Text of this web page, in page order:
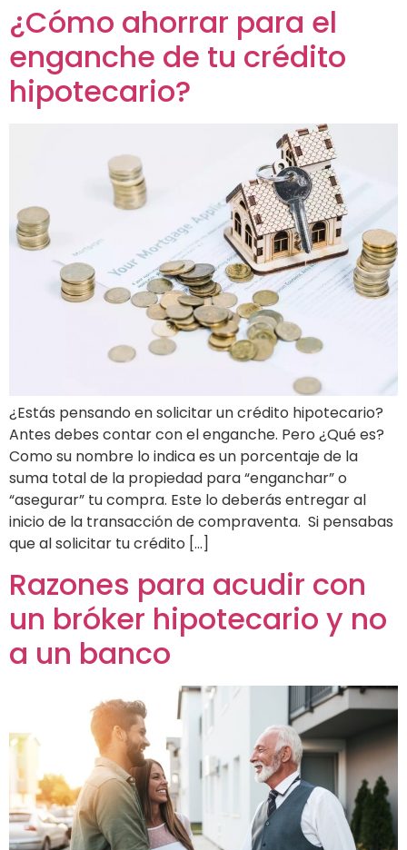
¿Cómo ahorrar para el
enganche de tu crédito
hipotecario?
¿Estás pensando en solicitar un crédito hipotecario?
Antes debes contar con el enganche. Pero ¿Qué es?
Como su nombre lo indica es un porcentaje de la
suma total de la propiedad para “enganchar” o
“asegurar” tu compra. Este lo deberás entregar al
inicio de la transacción de compraventa. Si pensabas
que al solicitar tu crédito […]
Razones para acudir con
un bróker hipotecario y no
a un banco